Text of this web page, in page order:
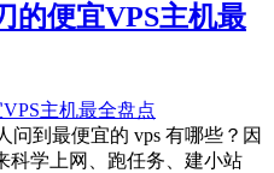
的便宜VPS主机最
问到最便宜的 vps 有哪些？因
科学上网、跑任务、建小站